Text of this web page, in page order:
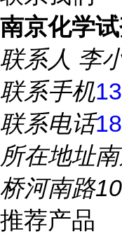
南京化学
联系人 李
联系手机
联系电话
所在地址
桥河南路
推荐产品